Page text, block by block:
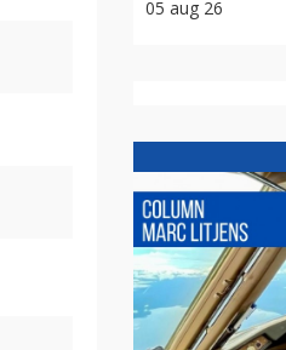
05 aug 26